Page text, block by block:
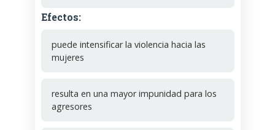
Efectos:
puede intensificar la violencia hacia las
mujeres
resulta en una mayor impunidad para los
agresores